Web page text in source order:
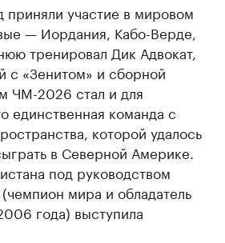
приняли участие в мировом
— Иордания, Кабо-Верде,
тренировал Дик Адвокат,
с «Зенитом» и сборной
ЧМ-2026 стал и для
единственная команда с
которой удалось
в Северной Америке.
под руководством
(чемпион мира и обладатель
года) выступила